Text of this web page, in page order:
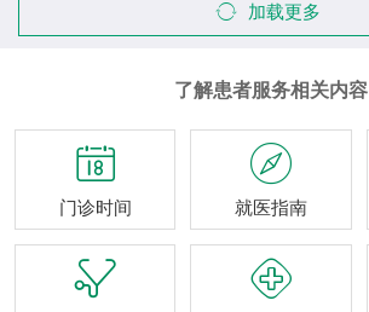
加载更多
了解患者服务相关内容

门诊时间

就医指南
 